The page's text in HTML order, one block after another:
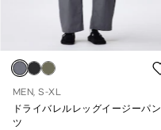
MEN, S-XL
ドライバレルレッグイージーパン
ツ